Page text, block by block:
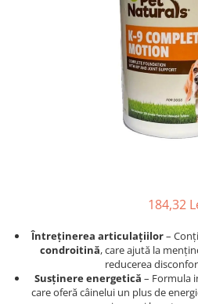
Afecțiuni neurologice
Afecțiuni renale și urinare
Hrană umedă
Hrană uscată
Recompense și snack-uri
Igienă
Afecțiuni neurologice
Afecțiuni renale și urinare
Hrană umedă
Hrană uscată
Igienă
184,32
Întreținerea articulațiilor–
condroitină, care ajută la
reducerea
Susținere energetică – Formula
care oferă câinelui un plus de